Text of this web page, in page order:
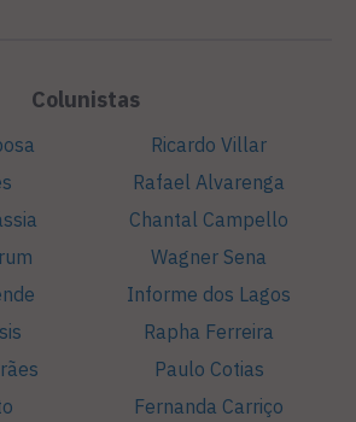
Colunistas
Ricardo Villar
Rafael Alvarenga
Chantal Campello
Wagner Sena
Informe dos Lagos
Rapha Ferreira
Paulo Cotias
Fernanda Carriço